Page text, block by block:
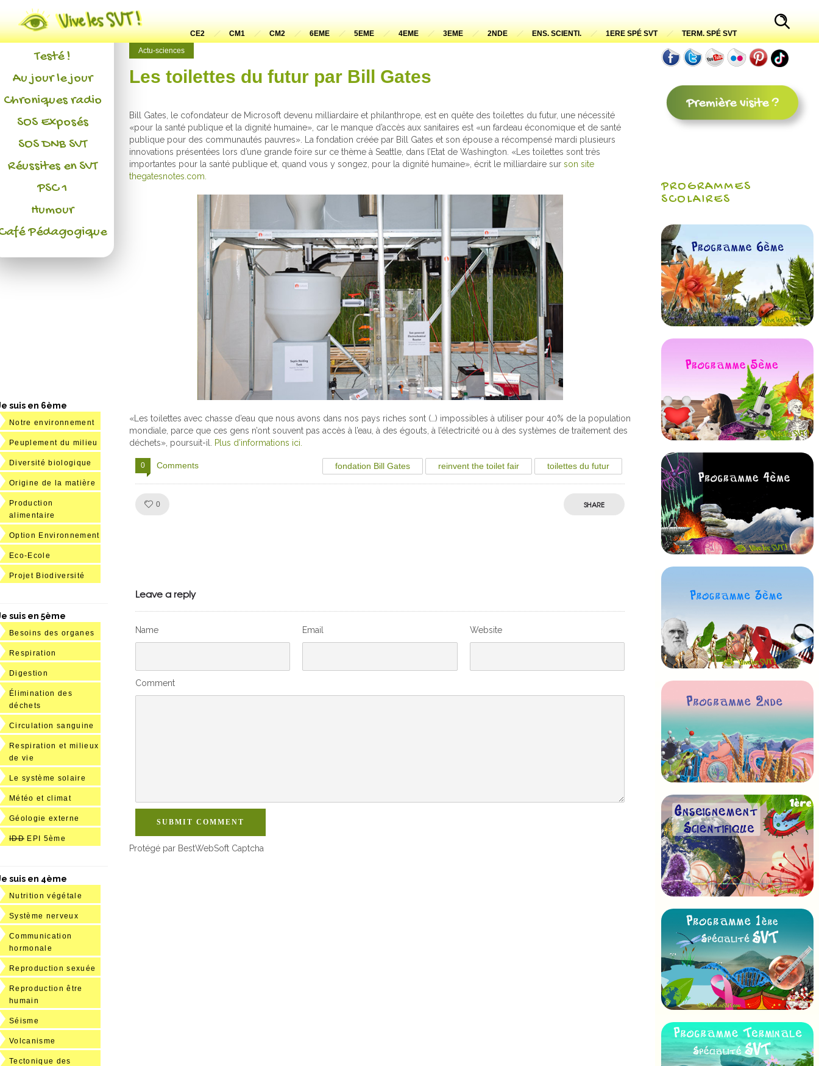
CE2 CM1 CM2 6EME 5EME 4EME 3EME 2NDE ENS. SCIENTI. 1ERE SPÉ SVT
TERM. SPÉ SVT
Actu-sciences
Les toilettes du futur par Bill Gates
Bill Gates, le cofondateur de Microsoft devenu milliardaire et philanthrope, est en quête des toilettes du futur, une nécessité
«pour la santé publique et la dignité humaine», car le manque d’accès aux sanitaires est «un fardeau économique et de santé
publique pour des communautés pauvres». La fondation créée par Bill Gates et son épouse a récompensé mardi plusieurs
innovations présentées lors d’une grande foire sur ce thème à Seattle, dans l’Etat de Washington. «Les toilettes sont très
importantes pour la santé publique et, quand vous y songez, pour la dignité humaine», écrit le milliardaire surson site
thegatesnotes.com.
«Les toilettes avec chasse d’eau que nous avons dans nos pays riches sont (…) impossibles à utiliser pour 40% de la population
mondiale, parce que ces gens n’ont souvent pas accès à l’eau, à des égouts, à l’électricité ou à des systèmes de traitement des
déchets», poursuit-il.
Plus d’informations ici.
0 Comments fondation Bill Gates reinvent the toilet fair toilettes du futur
0 SHARE
Leave a reply
Name Email Website
Comment
SUBMIT COMMENT
Protégé par BestWebSoft Captcha
Actualités
L'association
Testé !
Au jour le jour
Chroniques radio
SOS Exposés
SOS DNB SVT
Réussites en SVT
PSC 1
Humour
Pédagogique
suis en 6ème
Notre environnement
Peuplement du milieu
Diversité biologique
Origine de la matière
Production
alimentaire
Option Environnement
Eco-Ecole
Projet Biodiversité
suis en 5ème
Besoins des organes
Respiration
Digestion
Élimination des
déchets
Circulation sanguine
Respiration et milieux
de vie
Le système solaire
Météo et climat
Géologie externe
IDD EPI 5ème
suis en 4ème
Nutrition végétale
Système nerveux
Communication
hormonale
Reproduction sexuée
Reproduction être
humain
Séisme
Volcanisme
Tectonique des
PROGRAMMES
SCOLAIRES